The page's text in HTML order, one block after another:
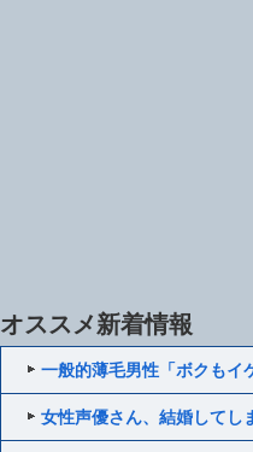
オススメ新着情報
一般的薄毛男性「ボクもイ
女性声優さん、結婚してし